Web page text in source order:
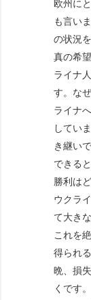
欧州に
も言い
の状況
真の希
ライナ
す。な
ライナ
してい
き継い
できる
勝利は
ウクラ
て大き
これを
得られ
晩、損
くです